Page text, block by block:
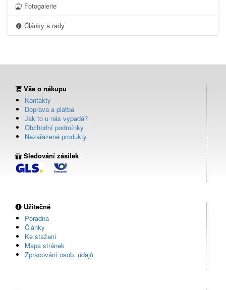
Fotogalerie
Články a rady
Vše o nákupu
Kontakty
Doprava a platba
Jak to u nás vypadá?
Obchodní podmínky
Nezařazené produkty
Sledování zásilek
Užitečné
Poradna
Články
Ke stažení
Mapa stránek
Zpracování osob. údajů